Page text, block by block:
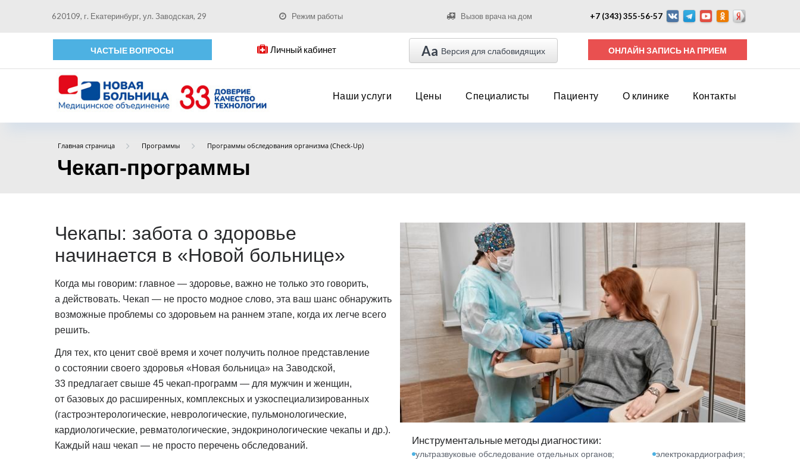
620109, г. Екатеринбург, ул. Заводская, 29 Режим работы Вызов врача на дом +7 (343) 355-56-57
ЧАСТЫЕ ВОПРОСЫ Личный кабинет Aa Версия для слабовидящих ОНЛАЙН ЗАПИСЬ НА ПРИЕМ
Наши услуги Цены Специалисты Пациенту О клинике Контакты
Главная страница Программы Программы обследования организма (Check-Up)
Чекап-программы
Чекапы: забота о здоровье
начинается в «Новой больнице»
Когда мы говорим: главное — здоровье, важно не только это говорить,
а действовать. Чекап — не просто модное слово, эта ваш шанс обнаружить
возможные проблемы со здоровьем на раннем этапе, когда их легче всего
решить.
Для тех, кто ценит своё время и хочет получить полное представление
о состоянии своего здоровья «Новая больница» на Заводской,
33 предлагает свыше 45 чекап-программ — для мужчин и женщин,
от базовых до расширенных, комплексных и узкоспециализированных
(гастроэнтерологические, неврологические, пульмонологические,
кардиологические, ревматологические, эндокринологические чекапы и др.).
Каждый наш чекап — не просто перечень обследований.
Инструментальные методы диагностики:
ультразвуковые обследование отдельных органов;
электрокардиография;